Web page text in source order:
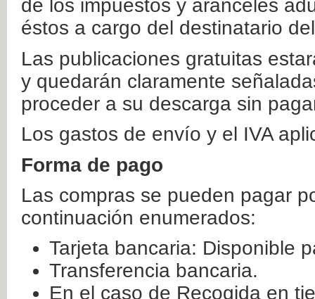
de los impuestos y aranceles
éstos a cargo del destinatario
Las publicaciones gratuitas
y quedarán claramente
proceder a su descarga sin
Los gastos de envío y el IVA
Forma de pago
Las compras se pueden pagar
continuación enumerados:
Tarjeta bancaria: Disponible
Transferencia bancaria.
En el caso de Recogida en